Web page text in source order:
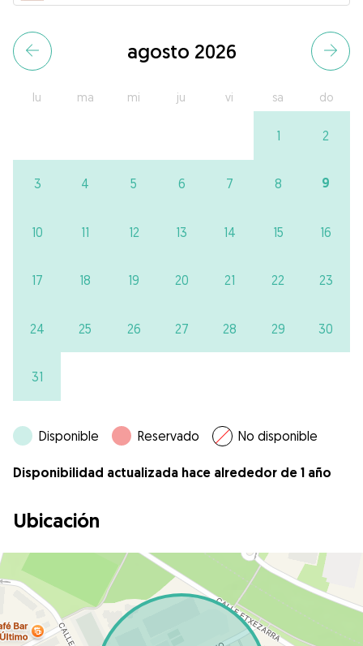
agosto 2026
lu ma mi ju vi sa do
1 2
3 4 5 6 7 8 9
10 11 12 13 14 15 16
17 18 19 20 21 22 23
24 25 26 27 28 29 30
31
Disponible Reservado No disponible
Disponibilidad actualizada hace alrededor de 1 año
Ubicación